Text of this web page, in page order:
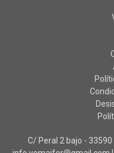
C/ Peral 2 bajo - 33590